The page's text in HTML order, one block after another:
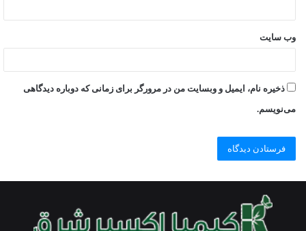
وب‌ سایت
ذخیره نام، ایمیل و وبسایت من در مرورگر برای زمانی که دوباره دیدگاهی
می‌نویسم.